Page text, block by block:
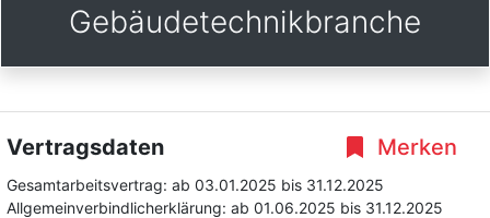
Gebäudetechnikbranche
Merken
Vertragsdaten
Gesamtarbeitsvertrag: ab 03.01.2025 bis 31.12.2025
Allgemeinverbindlicherklärung: ab 01.06.2025 bis 31.12.2025